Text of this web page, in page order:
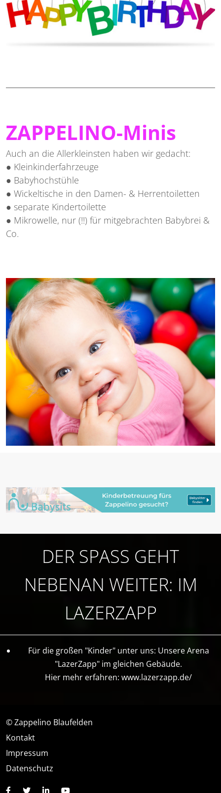
ZAPPELINO-Minis
Auch an die Allerkleinsten haben wir gedacht:
● Kleinkinderfahrzeuge
● Babyhochstühle
● Wickeltische in den Damen- & Herrentoiletten
● separate Kindertoilette
● Mikrowelle, nur (!!) für mitgebrachten Babybrei &
Co.
DER SPASS GEHT
NEBENAN WEITER: IM
LAZERZAPP
Für die großen "Kinder" unter uns: Unsere Arena
"LazerZapp" im gleichen Gebäude.
Hier mehr erfahren: www.lazerzapp.de/
© Zappelino Blaufelden
Kontakt
Impressum
Datenschutz